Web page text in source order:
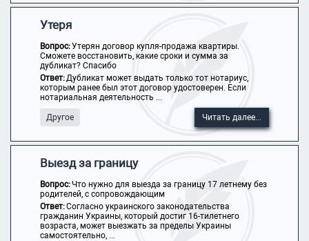
Утеря
Вопрос:Утерян договор купля-продажа квартиры.
Сможете восстановить, какие сроки и сумма за
дубликат? Спасибо
Ответ:Дубликат может выдать только тот нотариус,
которым ранее был этот договор удостоверен. Если
нотариальная деятельность ...
Другое Читать далее...
Выезд за границу
Вопрос:Что нужно для выезда за границу 17 летнему без
родителей, с сопровождающим
Ответ:Согласно украинского законодательства
гражданин Украины, который достиг 16-тилетнего
возраста, может выезжать за пределы Украины
самостоятельно, ...